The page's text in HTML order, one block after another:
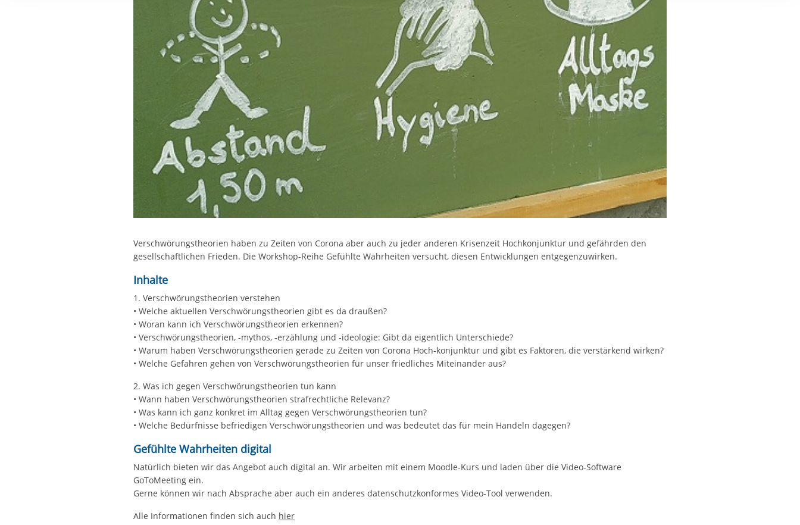
Ihre etwaige Einwilligung erstreckt sich nicht auf notwendige Cookies, die erforderlich zur Bereitstellung
der von Ihnen aufgerufenen und somit gewünschten Website-Funktionen sind. Diese Cookies setzen wir
aufgrund berechtigter Interessen und daher unabhängig von einer Einwilligung.
Verschwörungstheorien haben zu Zeiten von Corona aber auch zu jeder anderen Krisenzeit Hochkonjunktur und gefährden den
gesellschaftlichen Frieden. Die Workshop-Reihe Gefühlte Wahrheiten versucht, diesen Entwicklungen entgegenzuwirken.
Inhalte
1. Verschwörungstheorien verstehen
• Welche aktuellen Verschwörungstheorien gibt es da draußen?
• Woran kann ich Verschwörungstheorien erkennen?
• Verschwörungstheorien, -mythos, -erzählung und -ideologie: Gibt da eigentlich Unterschiede?
• Warum haben Verschwörungstheorien gerade zu Zeiten von Corona Hoch-konjunktur und gibt es Faktoren, die verstärkend wirken?
• Welche Gefahren gehen von Verschwörungstheorien für unser friedliches Miteinander aus?
2. Was ich gegen Verschwörungstheorien tun kann
• Wann haben Verschwörungstheorien strafrechtliche Relevanz?
• Was kann ich ganz konkret im Alltag gegen Verschwörungstheorien tun?
• Welche Bedürfnisse befriedigen Verschwörungstheorien und was bedeutet das für mein Handeln dagegen?
Gefühlte Wahrheiten digital
Natürlich bieten wir das Angebot auch digital an. Wir arbeiten mit einem Moodle-Kurs und laden über die Video-Software
GoToMeeting ein.
Gerne können wir nach Absprache aber auch ein anderes datenschutzkonformes Video-Tool verwenden.
Alle Informationen finden sich auch hier